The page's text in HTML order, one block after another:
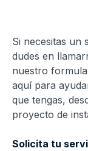
Si necesitas un
dudes en
nuestro
aquí para
que tengas,
proyecto de
Solicita tu